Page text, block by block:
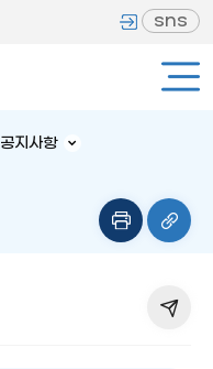
sns
공지사항